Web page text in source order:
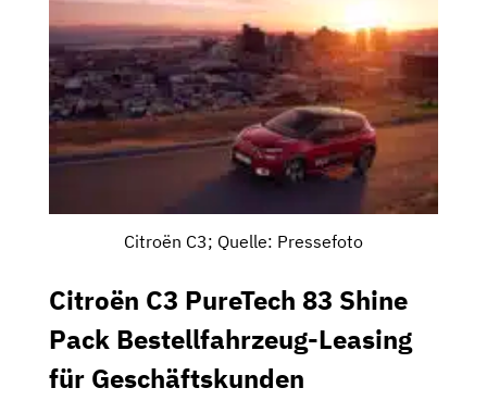
Citroën C3; Quelle: Pressefoto
Citroën C3 PureTech 83 Shine
Pack Bestellfahrzeug-Leasing
für Geschäftskunden